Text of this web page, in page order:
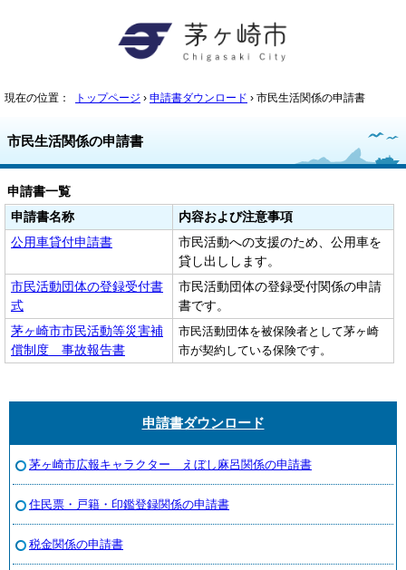
現在の位置： トップページ › 申請書ダウンロード › 市民生活関係の申請書
市民生活関係の申請書
申請書一覧
申請書名称
内容および注意事項
公用車貸付申請書
市民活動への支援のため、公用車を
貸し出しします。
市民活動団体の登録受付書
式
市民活動団体の登録受付関係の申請
書です。
茅ヶ崎市市民活動等災害補
償制度 事故報告書
市民活動団体を被保険者として茅ヶ崎
市が契約している保険です。
申請書ダウンロード
茅ヶ崎市広報キャラクター えぼし麻呂関係の申請書
住民票・戸籍・印鑑登録関係の申請書
税金関係の申請書